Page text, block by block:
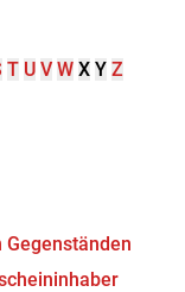
T U V W X Y Z